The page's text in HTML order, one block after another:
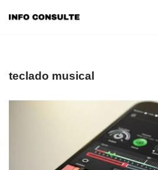
conteúdo
teclado musical